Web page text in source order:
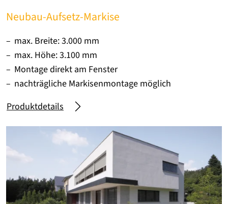
Neubau-Aufsetz-Markise
max. Breite: 3.000 mm
max. Höhe: 3.100 mm
Montage direkt am Fenster
nachträgliche Markisenmontage möglich
Produktdetails